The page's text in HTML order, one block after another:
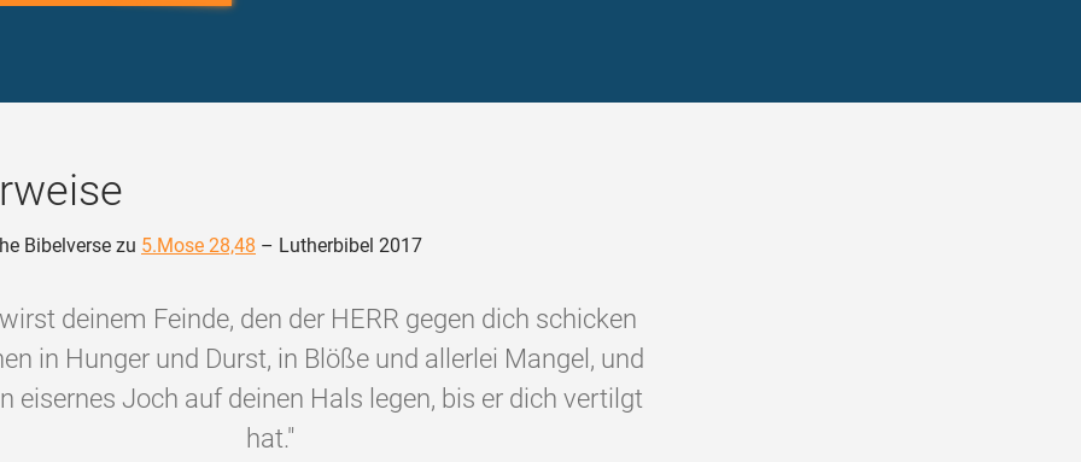
Bibelverse zu 5.Mose 28,48 – Lutherbibel 2017
deinem Feinde, den der HERR gegen dich schicken
in Hunger und Durst, in Blöße und allerlei Mangel, und
eisernes Joch auf deinen Hals legen, bis er dich vertilgt
hat."